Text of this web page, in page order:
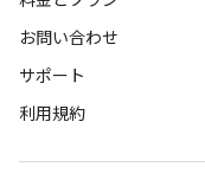
お問い合わせ
サポート
利用規約